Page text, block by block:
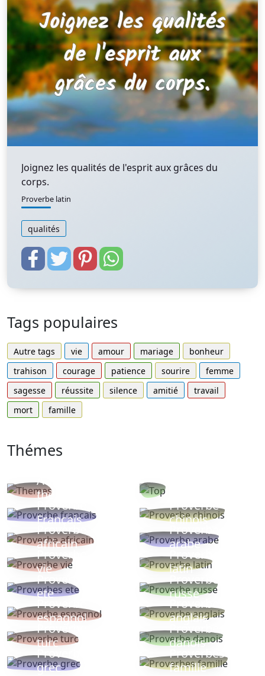
Joignez les qualités de l'esprit aux grâces du
corps.
Proverbe latin
qualités
Tags populaires
Autre tags vie amour mariage
bonheur
trahison
courage patience sourire
femme
sagesse
réussite silence amitié
travail
mort
famille
Thémes
Autres
thèmes
Proverbe
Français
Proverbe
chinois
Proverbe
africain
Proverbe
arabe
Proverbe
vie
Proverbe
latin
Proverbes
ete
Proverbe
russe
Proverbe
espagnol
Proverbe
anglais
Proverbe
turc
Proverbe
danois
Proverbe
grec
Proverbes
famille